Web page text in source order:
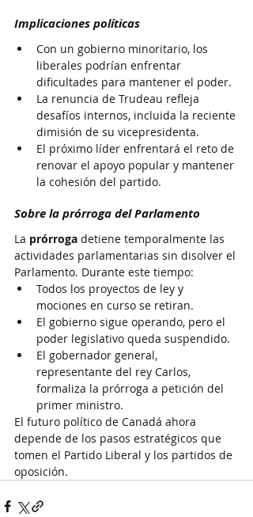
Implicaciones políticas
Con un gobierno minoritario, los
liberales podrían enfrentar
dificultades para mantener el poder.
La renuncia de Trudeau refleja
desafíos internos, incluida la reciente
dimisión de su vicepresidenta.
El próximo líder enfrentará el reto de
renovar el apoyo popular y mantener
la cohesión del partido.
Sobre la prórroga del Parlamento
La prórroga detiene temporalmente las
actividades parlamentarias sin disolver el
Parlamento. Durante este tiempo:
Todos los proyectos de ley y
mociones en curso se retiran.
El gobierno sigue operando, pero el
poder legislativo queda suspendido.
El gobernador general,
representante del rey Carlos,
formaliza la prórroga a petición del
primer ministro.
El futuro político de Canadá ahora
depende de los pasos estratégicos que
tomen el Partido Liberal y los partidos de
oposición.